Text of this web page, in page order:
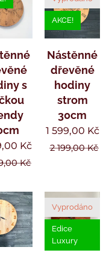
s
Kč
Kč
Nástěnné
dřevěné
hodiny
strom
30cm
AKCE!
1 599,00 Kč
2 199,00Kč
Vyprodáno
Edice
Luxury